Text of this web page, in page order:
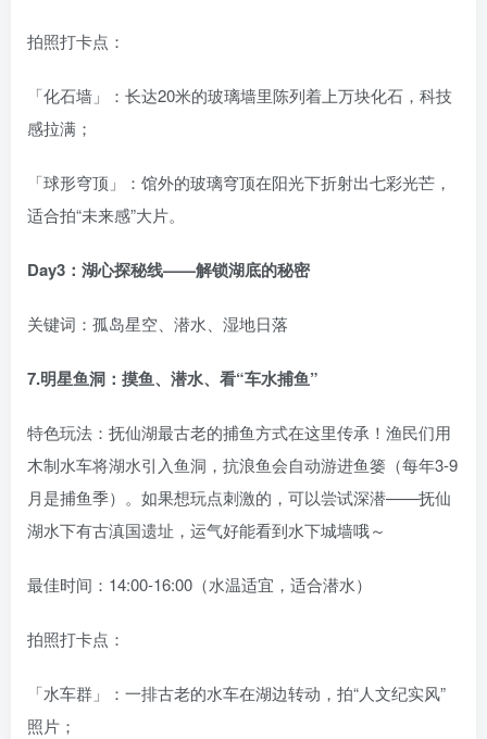
拍照打卡点：
「化石墙」：长达20米的玻璃墙里陈列着上万块化石，科技
感拉满；
「球形穹顶」：馆外的玻璃穹顶在阳光下折射出七彩光芒，
适合拍“未来感”大片。
Day3：湖心探秘线——解锁湖底的秘密
关键词：孤岛星空、潜水、湿地日落
7.明星鱼洞：摸鱼、潜水、看“车水捕鱼”
特色玩法：抚仙湖最古老的捕鱼方式在这里传承！渔民们用
木制水车将湖水引入鱼洞，抗浪鱼会自动游进鱼篓（每年3-9
月是捕鱼季）。如果想玩点刺激的，可以尝试深潜——抚仙
湖水下有古滇国遗址，运气好能看到水下城墙哦～
最佳时间：14:00-16:00（水温适宜，适合潜水）
拍照打卡点：
「水车群」：一排古老的水车在湖边转动，拍“人文纪实风”
照片；